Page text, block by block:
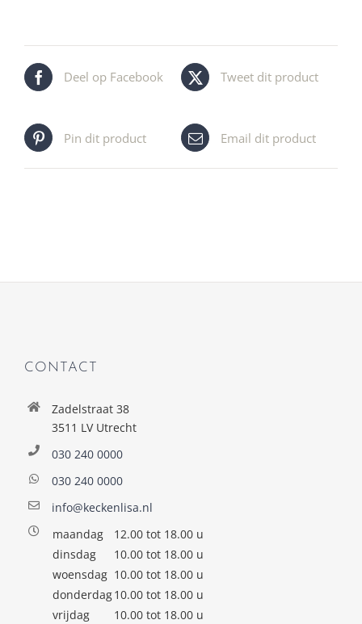
Deel op Facebook Tweet dit product
Pin dit product Email dit product
CONTACT
Zadelstraat 38
3511 LV Utrecht
030 240 0000
030 240 0000
info@keckenlisa.nl
maandag
12.00 tot 18.00 u
dinsdag
10.00 tot 18.00 u
woensdag 10.00 tot 18.00 u
donderdag10.00 tot 18.00 u
vrijdag
10.00 tot 18.00 u